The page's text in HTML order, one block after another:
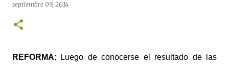
septiembre 09, 2014
REFORMA: Luego de conocerse el resultado de las